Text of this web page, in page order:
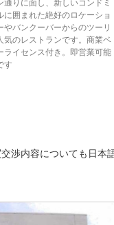
通りに面し、新しいコンドミ
に囲まれた絶好のロケーショ
やバンクーバーからのツーリ
気のレストランです。商業ベ
ライセンス付き。即営業可能
す
渉内容についても日本